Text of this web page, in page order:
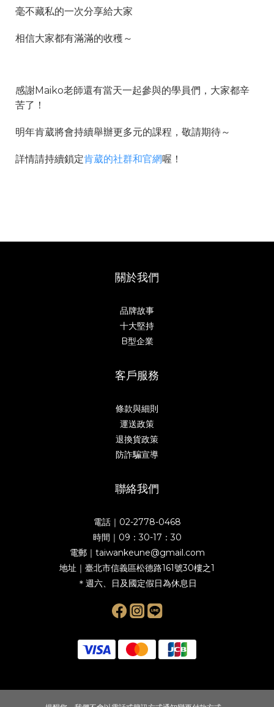
毫不藏私的一次分享給大家
相信大家都有滿滿的收穫～
感謝Maiko老師還有當天一起參與的學員們，大家都辛
苦了！
明年肯葳將會持續舉辦更多元的課程，敬請期待～
詳情請持續鎖定肯葳的社群和官網喔！
關於我們
品牌故事
十大堅持
B型企業
客戶服務
條款與細則
運送政策
退換貨政策
防詐騙宣導
聯絡我們
電話｜02-2778-0468
時間｜09：30-17：30
電郵｜taiwankeune@gmail.com
地址｜臺北市信義區松德路161號30樓之1
＊週六、日及國定假日為休息日